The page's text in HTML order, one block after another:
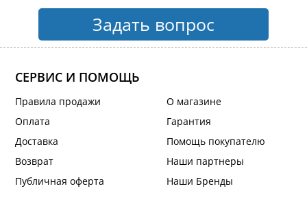
Задать вопрос
СЕРВИС И ПОМОЩЬ
Правила продажи
Оплата
Доставка
Возврат
Публичная оферта
О магазине
Гарантия
Помощь покупателю
Наши партнеры
Наши Бренды